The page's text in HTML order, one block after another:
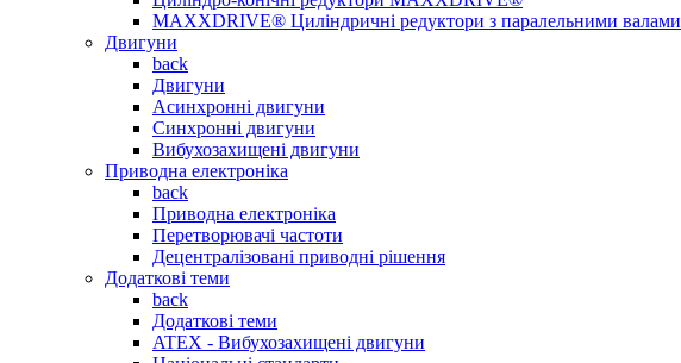
MAXXDRIVE® Циліндричні редуктори з паралельними валами
Двигуни
back
Двигуни
Асинхронні двигуни
Синхронні двигуни
Вибухозахищені двигуни
Приводна електроніка
back
Приводна електроніка
Перетворювачі частоти
Децентралізовані приводні рішення
Додаткові теми
back
Додаткові теми
ATEX - Вибухозахищені двигуни